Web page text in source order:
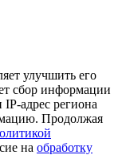
улучшить его
сбор информации
IP-адрес региона
Продолжая
на обработку